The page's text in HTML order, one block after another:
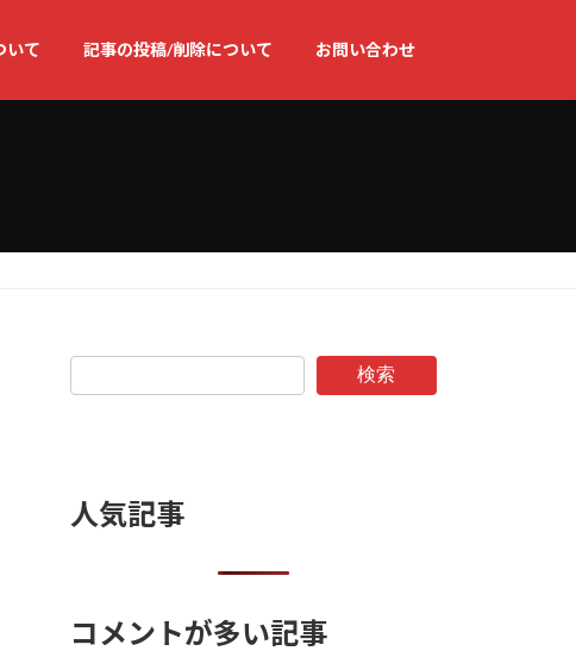
いて 記事の投稿/削除について お問い合わせ
検索
人気記事
コメントが多い記事